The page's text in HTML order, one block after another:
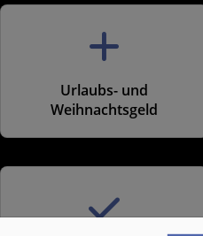
Urlaubs- und
Weihnachtsgeld